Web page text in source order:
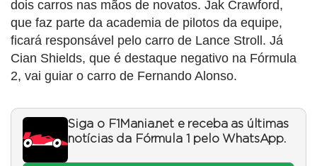
dois carros nas mãos de novatos. Jak Crawford,
que faz parte da academia de pilotos da equipe,
ficará responsável pelo carro de Lance Stroll. Já
Cian Shields, que é destaque negativo na Fórmula
2, vai guiar o carro de Fernando Alonso.
Siga o F1Mania.net e receba as últimas
notícias da Fórmula 1 pelo WhatsApp.